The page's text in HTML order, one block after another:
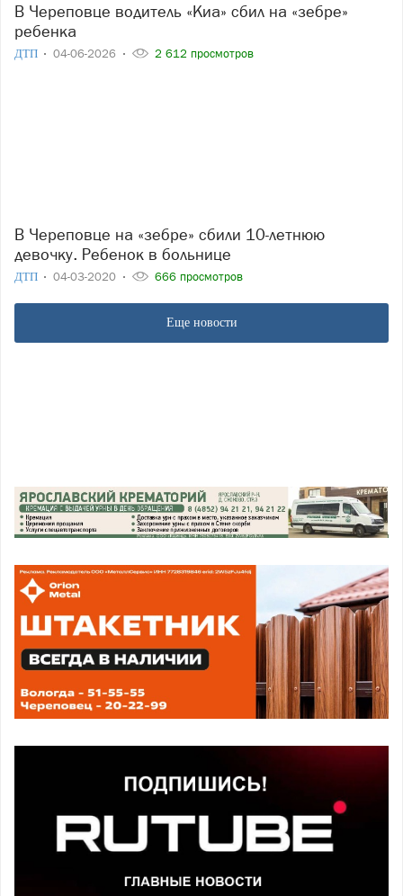
В Череповце водитель «Киа» сбил на «зебре»
ребенка
ДТП 04-06-2026 2 612 просмотров
В Череповце на «зебре» сбили 10-летнюю
девочку. Ребенок в больнице
ДТП 04-03-2020 666 просмотров
Еще новости